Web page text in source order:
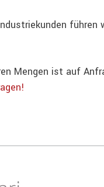
führen
Mengen ist auf